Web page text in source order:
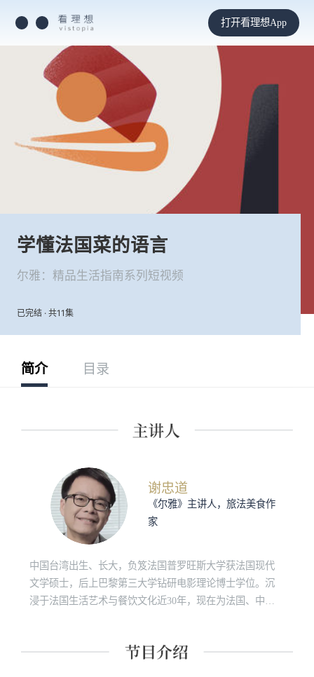
打开看理想App
学懂法国菜的语言
尔雅：精品生活指南系列短视频
已完结 · 共11集
简介 目录
谢忠道
《尔雅》主讲人，旅法美食作
家
中国台湾出生、长大，负笈法国普罗旺斯大学获法国现代
文学硕士，后上巴黎第三大学钻研电影理论博士学位。沉
浸于法国生活艺术与餐饮文化近30年，现在为法国、中国
Condé Nast Traveler、现代周刊Modern Weekly等。2010年起